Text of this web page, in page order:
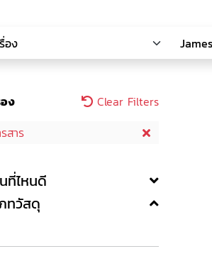
ง
Clear Filters
สาร
ที่ไหนดี
ทวัสดุ